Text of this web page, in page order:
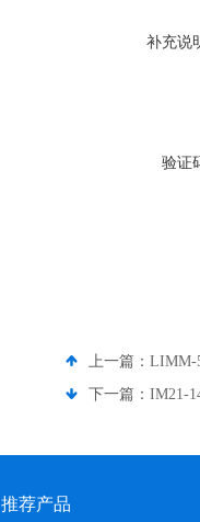
补充说
验证
上一篇： LIMM-
下一篇： IM21-
推荐产品